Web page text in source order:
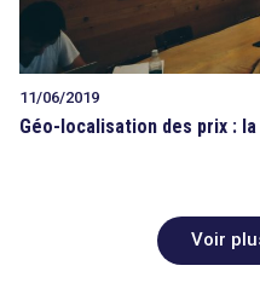
11/06/2019
Géo-localisation des prix :
Voir